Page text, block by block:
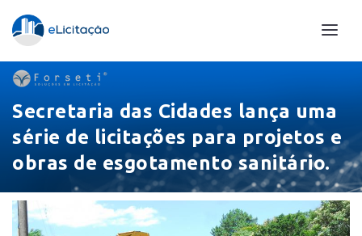
Secretaria das Cidades lança uma
série de licitações para projetos e
obras de esgotamento sanitário.